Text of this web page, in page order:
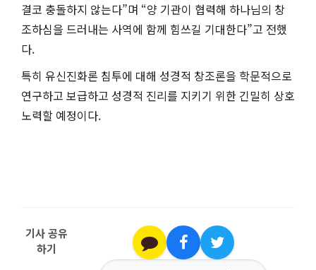
결코 충돌하지 않는다”며 “양 기관이 협력해 하나님의 창
조하심을 드러내는 사역에 함께 힘쓰길 기대한다”고 전했
다.
특히 유신진화론 침투에 대해 성경적 창조론을 학문적으로
연구하고 보급하고 성경적 진리를 지키기 위한 긴밀히 상호
노력할 예정이다.
기사 공유
하기